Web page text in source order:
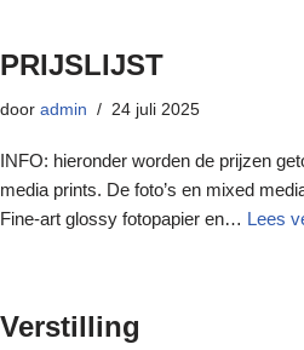
PRIJSLIJST
door admin 24 juli 2025
INFO: hieronder worden de prijzen
media prints. De foto’s en mixed
Fine-art glossy fotopapier en… Lees
Verstilling